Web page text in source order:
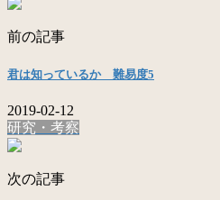
前の記事
君は知っているか 難易度5
2019-02-12
研究・考察
次の記事